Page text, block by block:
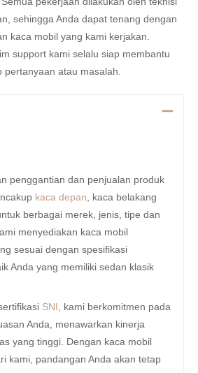
sehingga Anda dapat tenang dengan
kaca mobil yang kami kerjakan.
support kami selalu siap membantu
atau masalah.
penggantian dan penjualan produk
kaca depan , kaca belakang
berbagai merek, jenis, tipe dan
menyediakan kaca mobil
sesuai dengan spesifikasi
Anda yang memiliki sedan klasik
SNI
, kami berkomitmen pada
Anda, menawarkan kinerja
yang tinggi. Dengan kaca mobil
kami, pandangan Anda akan tetap